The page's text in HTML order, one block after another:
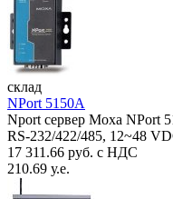
склад
NPort 5150A
Nport сервер Moxa NPort
RS-232/422/485, 12~48
17 311.66 руб. с НДС
210.69 у.е.